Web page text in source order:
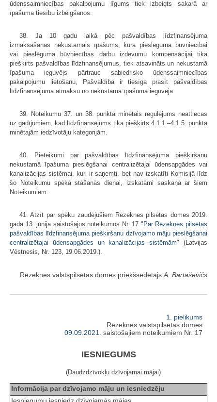
ūdenssaimniecības pakalpojumu līgums tiek izbeigts sakarā ar
īpašuma tiesību izbeigšanos.
38. Ja 10 gadu laikā pēc pašvaldības līdzfinansējuma
izmaksāšanas nekustamais īpašums, kura pieslēguma būvniecībai
vai pieslēguma būvniecības darbu izdevumu kompensācijai tika
piešķirts pašvaldības līdzfinansējumus, tiek atsavināts un nekustamā
īpašuma ieguvējs pārtrauc sabiedrisko ūdenssaimniecības
pakalpojumu lietošanu, Pašvaldība ir tiesīga prasīt pašvaldības
līdzfinansējuma atmaksu no nekustamā īpašuma ieguvēja.
39. Noteikumu 37. un 38. punktā minētais regulējums neattiecas
uz gadījumiem, kad līdzfinansējums tika piešķirts 4.1.1.–4.1.5. punktā
minētajām iedzīvotāju kategorijām.
40. Pieteikumi par pašvaldības līdzfinansējuma piešķiršanu
nekustamā īpašuma pieslēgšanai centralizētajai ūdensapgādes vai
kanalizācijas sistēmai, kuri ir saņemti, bet nav izskatīti Komisijā līdz
šo Noteikumu spēkā stāšanās dienai, izskatāmi saskaņā ar šiem
Noteikumiem.
41. Atzīt par spēku zaudējušiem Rēzeknes pilsētas domes 2019.
gada 13. jūnija saistošajos noteikumos Nr. 17 " Par Rēzeknes pilsētas
pašvaldības līdzfinansējuma piešķiršanu dzīvojamo māju pieslēgšanai
centralizētajai ūdensapgādes un kanalizācijas sistēmām" (Latvijas
Vēstnesis, Nr. 123, 19.06.2019.).
Rēzeknes valstspilsētas domes priekšsēdētājs A. Bartaševičs
1. pielikums
Rēzeknes valstspilsētas domes
09.09.2021.
saistošajiem noteikumiem Nr. 17
IESNIEGUMS
(Daudzdzīvokļu dzīvojamai mājai)
Informācija par dzīvojamo māju un iesniedzēju
Iesniegumu iesniedz dzīvojamās mājas